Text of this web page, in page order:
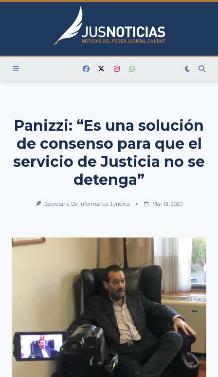
Skip
Panizzi: “Es una solución
de consenso para que el
servicio de Justicia no se
detenga”
Secretaría De Informática Jurídica Mar 13, 2020